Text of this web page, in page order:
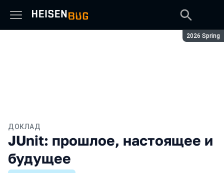
Сезон:
2026 Spring
ДОКЛАД
JUnit: прошлое, настоящее и
будущее